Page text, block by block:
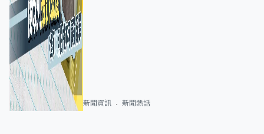
新聞資訊 新聞熱話